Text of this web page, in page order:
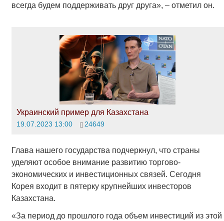
всегда будем поддерживать друг друга», – отметил он.
Украинский пример для Казахстана
19.07.2023 13:00 24649
Глава нашего государства подчеркнул, что страны
уделяют особое внимание развитию торгово-
экономических и инвестиционных связей. Сегодня
Корея входит в пятерку крупнейших инвесторов
Казахстана.
«За период до прошлого года объем инвестиций из этой